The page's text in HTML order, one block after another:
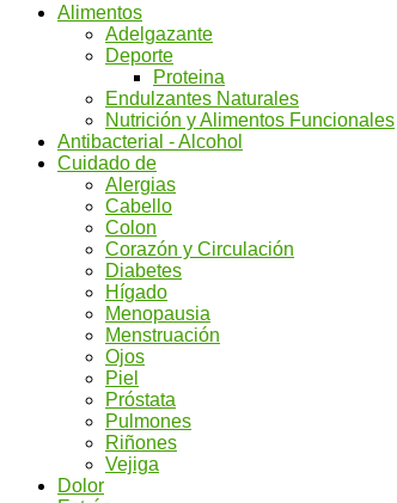
Alimentos
Adelgazante
Deporte
Proteina
Endulzantes Naturales
Nutrición y Alimentos Funcionales
Antibacterial - Alcohol
Cuidado de
Alergias
Cabello
Colon
Corazón y Circulación
Diabetes
Hígado
Menopausia
Menstruación
Ojos
Piel
Próstata
Pulmones
Riñones
Vejiga
Dolor